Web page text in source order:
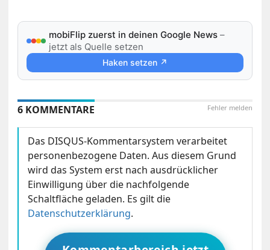
mobiFlip zuerst in deinen Google News –
jetzt als Quelle setzen
Haken setzen ↗
Fehler melden
6 KOMMENTARE
Das DISQUS-Kommentarsystem verarbeitet
personenbezogene Daten. Aus diesem Grund
wird das System erst nach ausdrücklicher
Einwilligung über die nachfolgende
Schaltfläche geladen. Es gilt die
Datenschutzerklärung.